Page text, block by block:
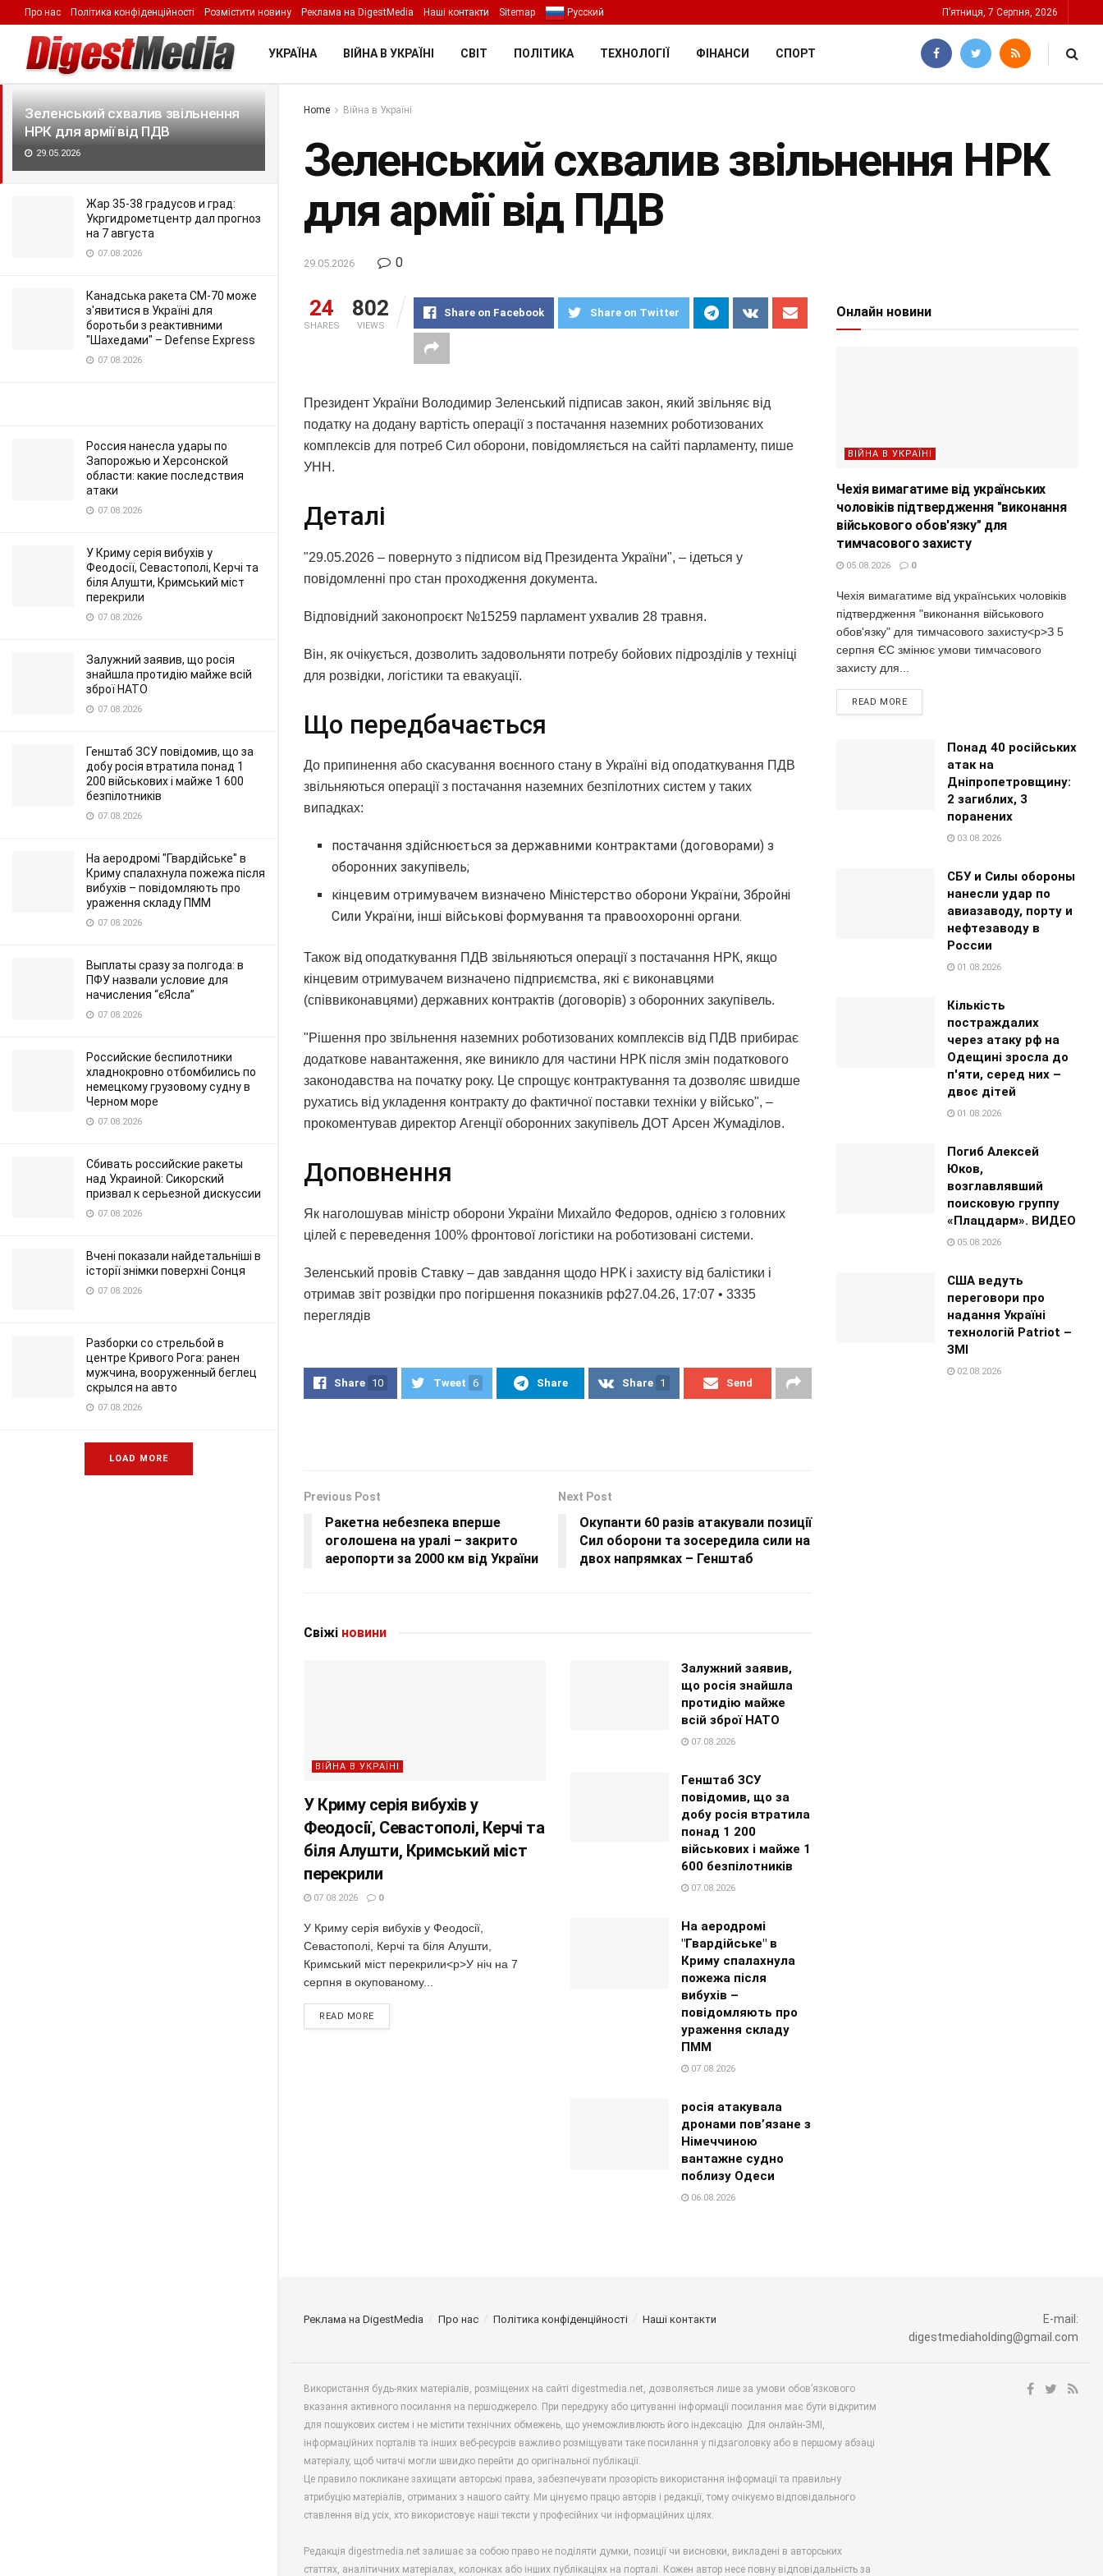
LATEST TRENDING Filter
Зеленський схвалив звільнення
НРК для армії від ПДВ
29.05.2026
Жар 35-38 градусов и град:
Укргидрометцентр дал прогноз
на 7 августа
07.08.2026
Канадська ракета CM-70 може
з'явитися в Україні для
боротьби з реактивними
"Шахедами" – Defense Express
07.08.2026
Россия нанесла удары по
Запорожью и Херсонской
области: какие последствия
атаки
07.08.2026
У Криму серія вибухів у
Феодосії, Севастополі, Керчі та
біля Алушти, Кримський міст
перекрили
07.08.2026
Залужний заявив, що росія
знайшла протидію майже всій
зброї НАТО
07.08.2026
Генштаб ЗСУ повідомив, що за
добу росія втратила понад 1
200 військових і майже 1 600
безпілотників
07.08.2026
На аеродромі "Гвардійське" в
Криму спалахнула пожежа після
вибухів – повідомляють про
ураження складу ПММ
07.08.2026
Выплаты сразу за полгода: в
ПФУ назвали условие для
начисления “єЯсла”
07.08.2026
Российские беспилотники
хладнокровно отбомбились по
немецкому грузовому судну в
Черном море
07.08.2026
Сбивать российские ракеты
над Украиной: Сикорский
призвал к серьезной дискуссии
07.08.2026
Вчені показали найдетальніші в
історії знімки поверхні Сонця
07.08.2026
Разборки со стрельбой в
центре Кривого Рога: ранен
мужчина, вооруженный беглец
скрылся на авто
07.08.2026
LOAD MORE
Про нас Політика конфіденційності Розмістити новину Реклама на DigestMedia Наші контакти Sitemap Русский П’ятниця, 7 Серпня, 2026
УКРАЇНА ВІЙНА В УКРАЇНІ СВІТ ПОЛІТИКА ТЕХНОЛОГІЇ ФІНАНСИ СПОРТ
Home Війна в Україні
Зеленський схвалив звільнення НРК
для армії від ПДВ
29.05.2026 0
24
SHARES
802
VIEWS
Share on Facebook Share on Twitter
Президент України Володимир Зеленський підписав закон, який звільняє від
податку на додану вартість операції з постачання наземних роботизованих
комплексів для потреб Сил оборони, повідомляється на сайті парламенту, пише
УНН.
Деталі
"29.05.2026 – повернуто з підписом від Президента України", – ідеться у
повідомленні про стан проходження документа.
Відповідний законопроєкт №15259 парламент ухвалив 28 травня.
Він, як очікується, дозволить задовольняти потребу бойових підрозділів у техніці
для розвідки, логістики та евакуації.
Що передбачається
До припинення або скасування воєнного стану в Україні від оподаткування ПДВ
звільняються операції з постачання наземних безпілотних систем у таких
випадках:
постачання здійснюється за державними контрактами (договорами) з
оборонних закупівель;
кінцевим отримувачем визначено Міністерство оборони України, Збройні
Сили України, інші військові формування та правоохоронні органи.
Також від оподаткування ПДВ звільняються операції з постачання НРК, якщо
кінцевим отримувачем визначено підприємства, які є виконавцями
(співвиконавцями) державних контрактів (договорів) з оборонних закупівель.
"Рішення про звільнення наземних роботизованих комплексів від ПДВ прибирає
додаткове навантаження, яке виникло для частини НРК після змін податкового
законодавства на початку року. Це спрощує контрактування та дозволяє швидше
рухатись від укладення контракту до фактичної поставки техніки у військо", –
прокоментував директор Агенції оборонних закупівель ДОТ Арсен Жумаділов.
Доповнення
Як наголошував міністр оборони України Михайло Федоров, однією з головних
цілей є переведення 100% фронтової логістики на роботизовані системи.
Зеленський провів Ставку – дав завдання щодо НРК і захисту від балістики і
отримав звіт розвідки про погіршення показників рф27.04.26, 17:07 • 3335
переглядiв
Share 10 Tweet 6 Share Share 1 Send
Previous Post
Ракетна небезпека вперше
оголошена на уралі – закрито
аеропорти за 2000 км від України
Next Post
Окупанти 60 разів атакували позиції
Сил оборони та зосередила сили на
двох напрямках – Генштаб
Свіжі новини
ВІЙНА В УКРАЇНІ
У Криму серія вибухів у
Феодосії, Севастополі, Керчі та
біля Алушти, Кримський міст
перекрили
07.08.2026 0
У Криму серія вибухів у Феодосії,
Севастополі, Керчі та біля Алушти,
Кримський міст перекрили<p>У ніч на 7
серпня в окупованому...
READ MORE
Залужний заявив,
що росія знайшла
протидію майже
всій зброї НАТО
07.08.2026
Генштаб ЗСУ
повідомив, що за
добу росія втратила
понад 1 200
військових і майже 1
600 безпілотників
07.08.2026
На аеродромі
"Гвардійське" в
Криму спалахнула
пожежа після
вибухів –
повідомляють про
ураження складу
ПММ
07.08.2026
росія атакувала
дронами пов’язане з
Німеччиною
вантажне судно
поблизу Одеси
06.08.2026
Онлайн новини
ВІЙНА В УКРАЇНІ
Чехія вимагатиме від українських
чоловіків підтвердження "виконання
військового обов'язку" для
тимчасового захисту
05.08.2026 0
Чехія вимагатиме від українських чоловіків
підтвердження "виконання військового
обов'язку" для тимчасового захисту<p>З 5
серпня ЄС змінює умови тимчасового
захисту для...
READ MORE
Понад 40 російських
атак на
Дніпропетровщину:
2 загиблих, 3
поранених
03.08.2026
СБУ и Силы обороны
нанесли удар по
авиазаводу, порту и
нефтезаводу в
России
01.08.2026
Кількість
постраждалих
через атаку рф на
Одещині зросла до
п'яти, серед них –
двоє дітей
01.08.2026
Погиб Алексей
Юков,
возглавлявший
поисковую группу
«Плацдарм». ВИДЕО
05.08.2026
США ведуть
переговори про
надання Україні
технологій Patriot –
ЗМІ
02.08.2026
Реклама на DigestMedia Про нас Політика конфіденційності Наші контакти
E-mail:
digestmediaholding@gmail.com
Використання будь-яких матеріалів, розміщених на сайті digestmedia.net, дозволяється лише за умови обов’язкового
вказання активного посилання на першоджерело. При передруку або цитуванні інформації посилання має бути відкритим
для пошукових систем і не містити технічних обмежень, що унеможливлюють його індексацію. Для онлайн-ЗМІ,
інформаційних порталів та інших веб-ресурсів важливо розміщувати таке посилання у підзаголовку або в першому абзаці
матеріалу, щоб читачі могли швидко перейти до оригінальної публікації.
Це правило покликане захищати авторські права, забезпечувати прозорість використання інформації та правильну
атрибуцію матеріалів, отриманих з нашого сайту. Ми цінуємо працю авторів і редакції, тому очікуємо відповідального
ставлення від усіх, хто використовує наші тексти у професійних чи інформаційних цілях.
Редакція digestmedia.net залишає за собою право не поділяти думки, позиції чи висновки, викладені в авторських
статтях, аналітичних матеріалах, колонках або інших публікаціях на порталі. Кожен автор несе повну відповідальність за